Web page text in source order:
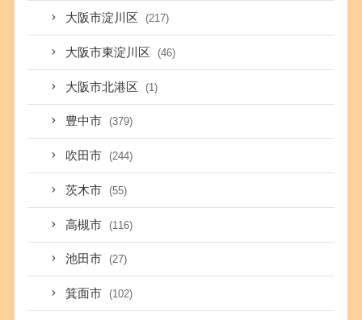
大阪市淀川区 (217)
大阪市東淀川区 (46)
大阪市北港区 (1)
豊中市 (379)
吹田市 (244)
茨木市 (55)
高槻市 (116)
池田市 (27)
箕面市 (102)